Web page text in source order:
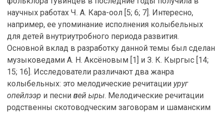
научных работах Ч. А. Кара-оол [5; 6; 7]. Интересно,
например, ее упоминание исполнения колыбельных
для детей внутриутробного периода развития.
Основной вклад в разработку данной темы был сделан
музыковедами А. Н. Аксёновым [1] и З. К. Кыргыс [14;
15; 16]. Исследователи различают два жанра
колыбельных: это мелодические речитации уруг
опейлээр и песни өпей ыры. Мелодические речитации
родственны скотоводческим заговорам и шаманским